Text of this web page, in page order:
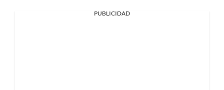
PUBLICIDAD